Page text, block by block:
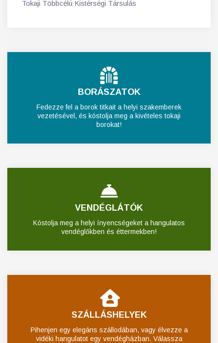
Tokaji Többcélú Kistérségi Társulás
BORÁSZATOK
Fedezze fel a borok titkait a helyi szakemberek
vezetésével, és kóstolja meg a kivételes tokaji
borokat!
VENDÉGLÁTÓK
Kóstolja meg a helyi ínyencségeket a hangulatos
vendéglőkben és éttermekben!
SZÁLLÁSHELYEK
Pihenjen egy elegáns szállodában, vagy élvezze a
vidéki hangulatot egy vendégházban. Válassza